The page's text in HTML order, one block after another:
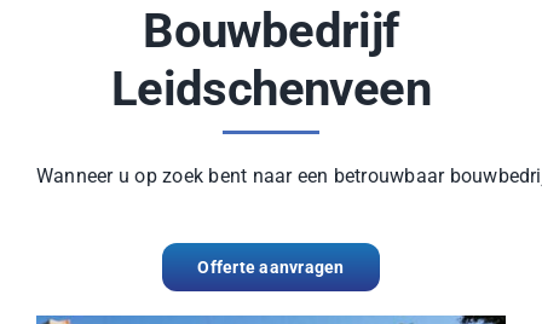
Bouwbedrijf
Leidschenveen
Wanneer u op zoek bent naar een betrouwbaar
Offerte aanvragen